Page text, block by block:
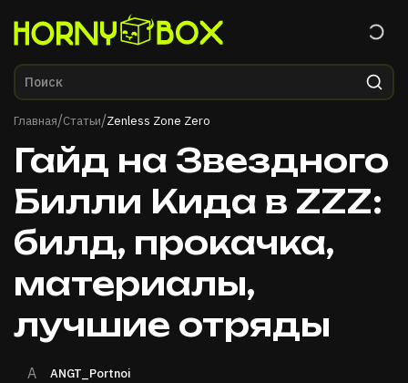
Главная/Статьи/Zenless Zone Zero
Гайд на Звездного
Билли Кида в ZZZ:
билд, прокачка,
материалы,
лучшие отряды
A ANGT_Portnoi